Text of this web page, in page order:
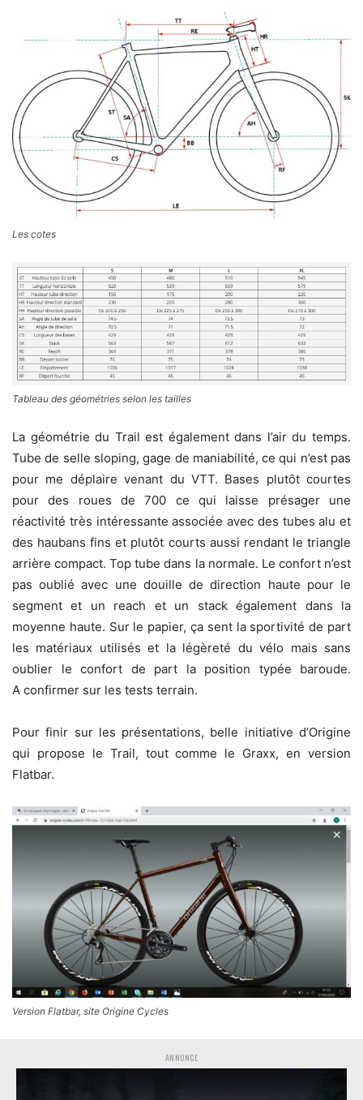
Les cotes
Tableau des géométries selon les tailles
La géométrie du Trail est également dans l’air du temps.
Tube de selle sloping, gage de maniabilité, ce qui n’est pas
pour me déplaire venant du VTT. Bases plutôt courtes
pour des roues de 700 ce qui laisse présager une
réactivité très intéressante associée avec des tubes alu et
des haubans fins et plutôt courts aussi rendant le triangle
arrière compact. Top tube dans la normale. Le confort n’est
pas oublié avec une douille de direction haute pour le
segment et un reach et un stack également dans la
moyenne haute. Sur le papier, ça sent la sportivité de part
les matériaux utilisés et la légèreté du vélo mais sans
oublier le confort de part la position typée baroude.
A confirmer sur les tests terrain.
Pour finir sur les présentations, belle initiative d’Origine
qui propose le Trail, tout comme le Graxx, en version
Flatbar.
Version Flatbar, site Origine Cycles
ANNONCE